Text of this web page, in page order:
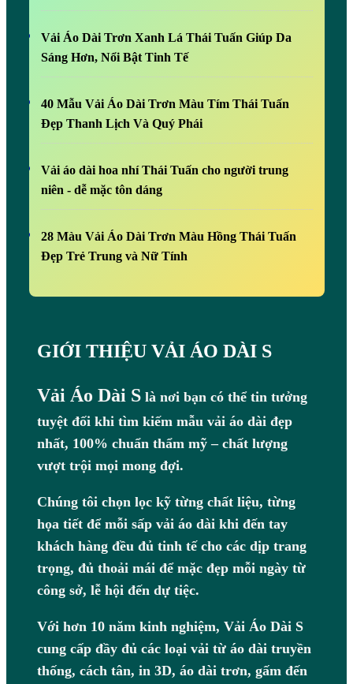
Vải Áo Dài Trơn Xanh Lá Thái Tuấn Giúp Da
Sáng Hơn, Nổi Bật Tinh Tế
40 Mẫu Vải Áo Dài Trơn Màu Tím Thái Tuấn
Đẹp Thanh Lịch Và Quý Phái
Vải áo dài hoa nhí Thái Tuấn cho người trung
niên - dễ mặc tôn dáng
28 Màu Vải Áo Dài Trơn Màu Hồng Thái Tuấn
Đẹp Trẻ Trung và Nữ Tính
GIỚI THIỆU VẢI ÁO DÀI S
Vải Áo Dài Slà nơi bạn có thể tin tưởng
tuyệt đối khi tìm kiếm mẫu vải áo dài đẹp
nhất, 100% chuẩn thẩm mỹ – chất lượng
vượt trội mọi mong đợi.
Chúng tôi chọn lọc kỹ từng chất liệu, từng
họa tiết để mỗi sấp vải áo dài khi đến tay
khách hàng đều đủ tinh tế cho các dịp trang
trọng, đủ thoải mái để mặc đẹp mỗi ngày từ
công sở, lễ hội đến dự tiệc.
Với hơn 10 năm kinh nghiệm, Vải Áo Dài S
cung cấp đầy đủ các loại vải từ áo dài truyền
thống, cách tân, in 3D, áo dài trơn, gấm đến